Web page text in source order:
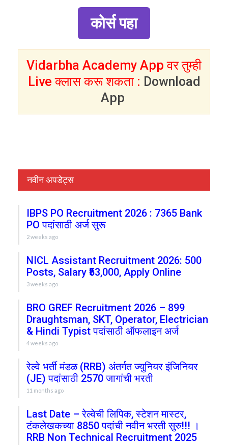
कोर्स पहा
Vidarbha Academy App वर तुम्ही
Live क्लास करू शकता : Download
App
नवीन अपडेट्स
IBPS PO Recruitment 2026 : 7365 Bank
PO पदांसाठी अर्ज सुरू
2 weeks ago
NICL Assistant Recruitment 2026: 500
Posts, Salary ₹53,000, Apply Online
3 weeks ago
BRO GREF Recruitment 2026 – 899
Draughtsman, SKT, Operator, Electrician
& Hindi Typist पदांसाठी ऑफलाइन अर्ज
4 weeks ago
रेल्वे भर्ती मंडळ (RRB) अंतर्गत ज्युनियर इंजिनियर
(JE) पदांसाठी 2570 जागांची भरती
11 months ago
Last Date – रेल्वेची लिपिक, स्टेशन मास्टर,
टंकलेखकच्या 8850 पदांची नवीन भरती सुरु!!! ।
RRB Non Technical Recruitment 2025